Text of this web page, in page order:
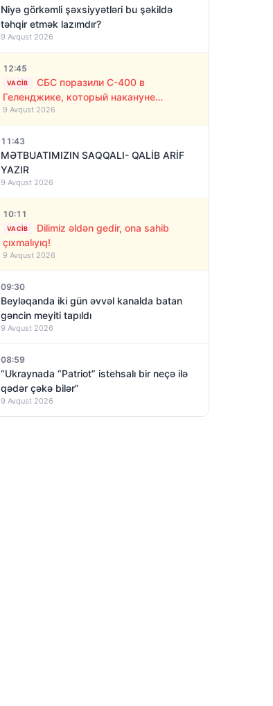
Niyə görkəmli şəxsiyyətləri bu şəkildə
təhqir etmək lazımdır?
9 Avqust 2026
12:45
VACIB
СБС поразили С-400 в
Геленджике, который накануне
обстреливал Украину ракетами
9 Avqust 2026
11:43
MƏTBUATIMIZIN SAQQALI- QALİB ARİF
YAZIR
9 Avqust 2026
10:11
VACIB
Dilimiz əldən gedir, ona sahib
çıxmalıyıq!
9 Avqust 2026
09:30
Beyləqanda iki gün əvvəl kanalda batan
gəncin meyiti tapıldı
9 Avqust 2026
08:59
“Ukraynada “Patriot” istehsalı bir neçə ilə
qədər çəkə bilər”
9 Avqust 2026